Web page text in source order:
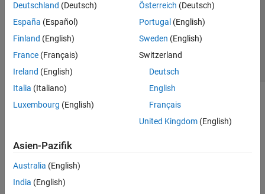
Deutschland (Deutsch)
España (Español)
Finland (English)
France (Français)
Ireland (English)
Italia (Italiano)
Luxembourg (English)
Österreich (Deutsch)
Portugal (English)
Sweden (English)
Switzerland
Deutsch
English
Français
United Kingdom(English)
Asien-Pazifik
Australia (English)
India (English)
© 1994-2026 The MathWorks, Inc.
Website auswählen
Deutschland